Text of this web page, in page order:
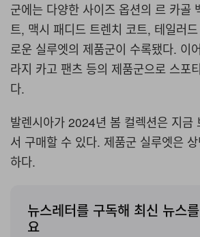
군에는 다양한 사이즈 옵션의 르 카골
트, 맥시 패디드 트렌치 코트, 테일러
로운 실루엣의 제품군이 수록됐다. 이
라지 카고 팬츠 등의 제품군으로 스포
다.
발렌시아가 2024년 봄 컬렉션은 지금
서 구매할 수 있다. 제품군 실루엣은
하다.
뉴스레터를 구독해 최신 뉴스
요